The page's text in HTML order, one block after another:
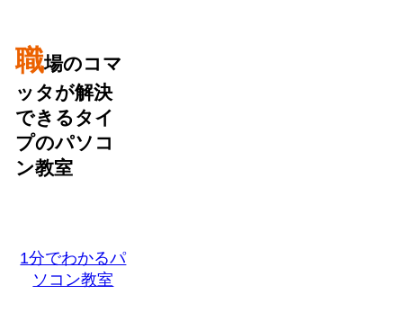
職場のコマ
ッタが解決
できるタイ
プのパソコ
ン教室
1分でわかるパ
ソコン教室